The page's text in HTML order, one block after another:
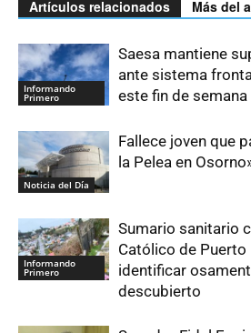
Artículos relacionados Más del
Informando
Primero
Saesa mantiene
ante sistema
este fin de semana
Noticia del Día
Fallece joven que
la Pelea en
Informando
Primero
Sumario sanitario
Católico de
identificar
descubierto